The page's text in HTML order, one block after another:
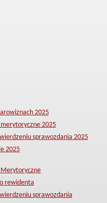
2025
2025
sprawozdania 2025
2025
rewidenta
sprawozdania